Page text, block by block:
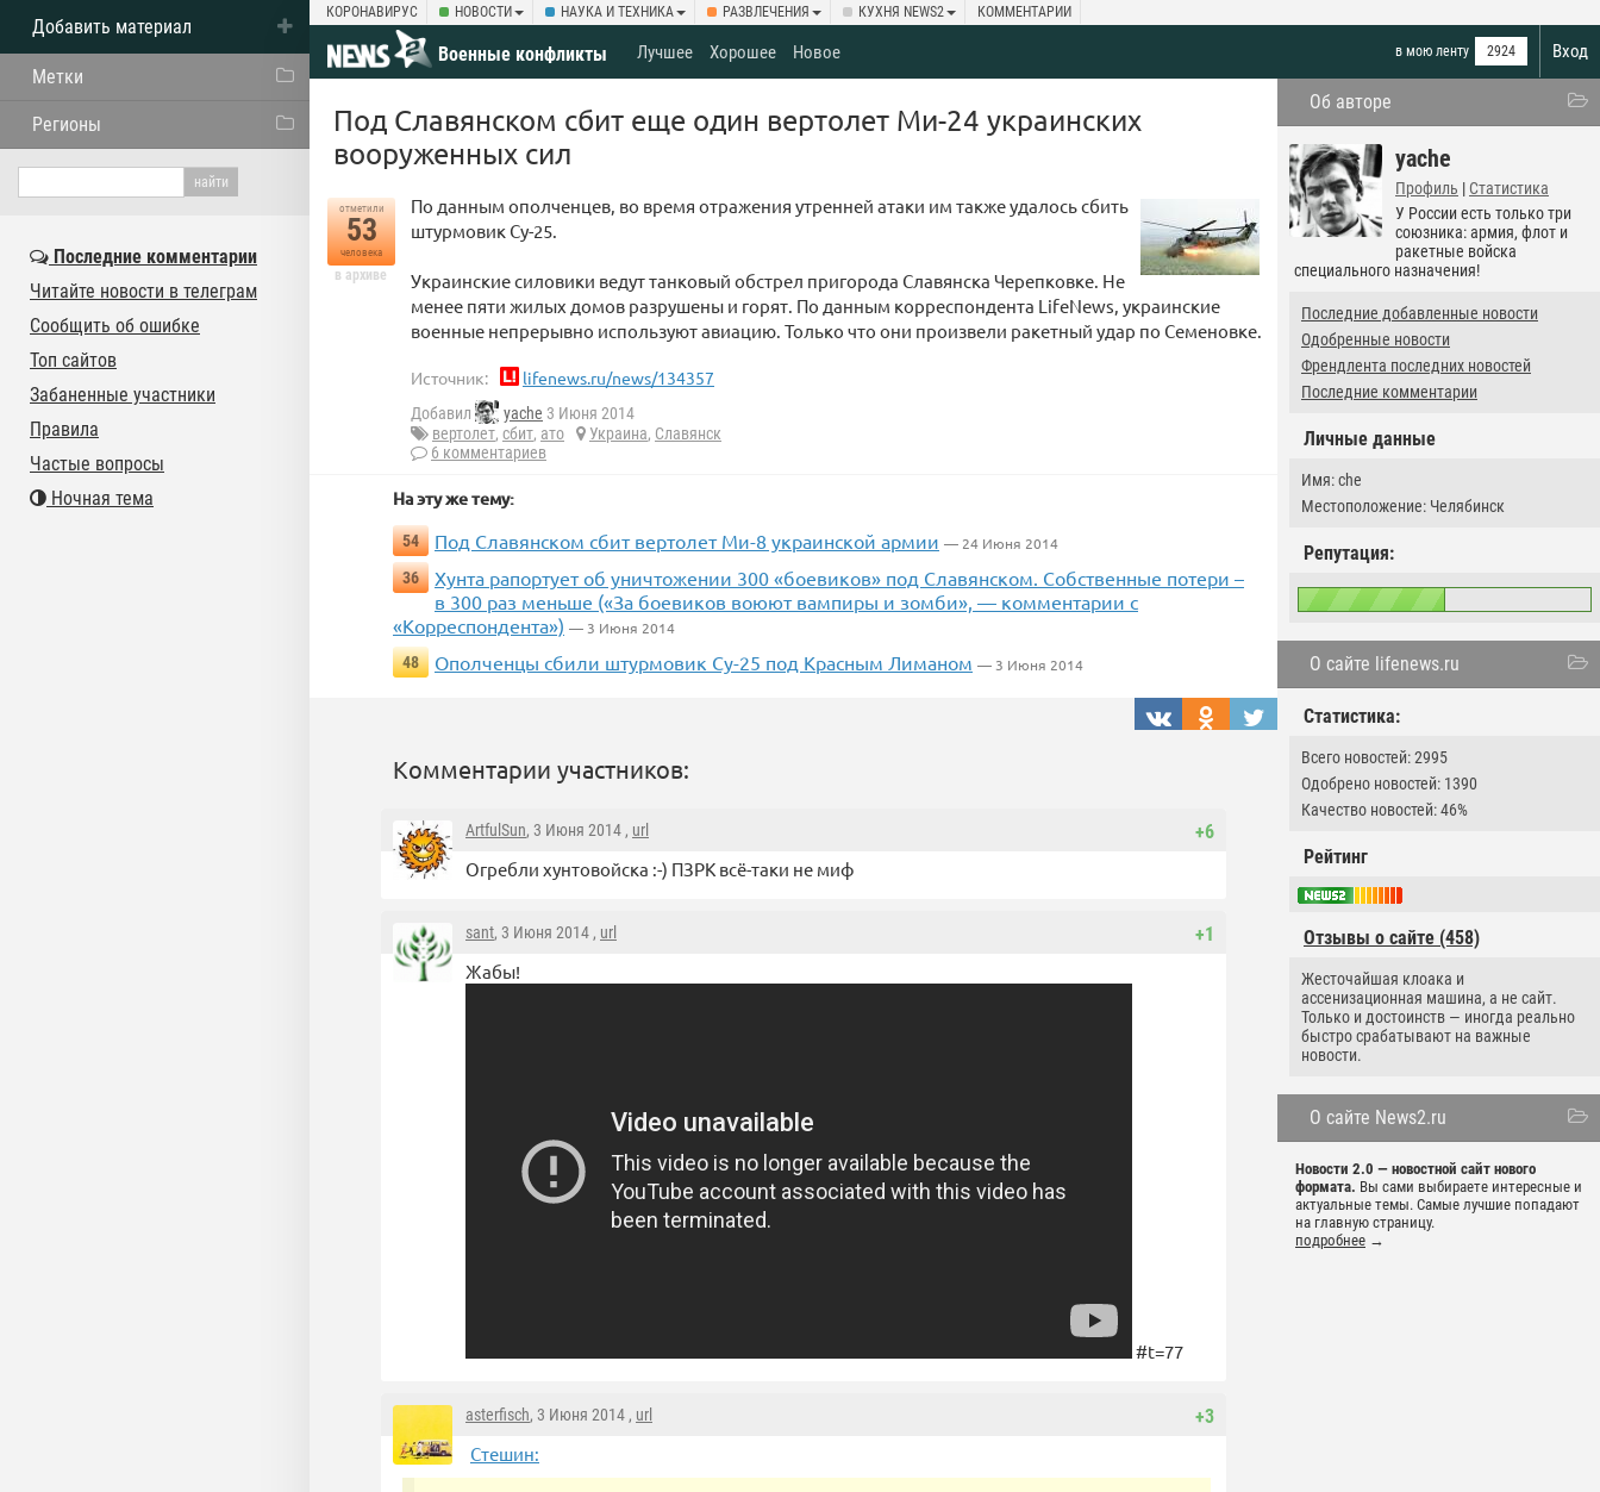
КОРОНАВИРУС НОВОСТИ НАУКА И ТЕХНИКА РАЗВЛЕЧЕНИЯ КУХНЯ NEWS2 КОММЕНТАРИИ
Вход
Военные конфликты в мою ленту 2924
Лучшее Хорошее Новое
Об авторе
yache
Профиль | Статистика
У России есть только три
союзника: армия, флот и
ракетные войска
специального назначения!
Последние добавленные новости
Одобренные новости
Френдлента последних новостей
Последние комментарии
Личные данные
Имя: che
Местоположение: Челябинск
Репутация:
О сайте lifenews.ru
Статистика:
Всего новостей: 2995
Одобрено новостей: 1390
Качество новостей: 46%
Рейтинг
Отзывы о сайте (458)
Жесточайшая клоака и
ассенизационная машина, а не сайт.
Только и достоинств — иногда реально
быстро срабатывают на важные
новости.
О сайте News2.ru
Новости 2.0 — новостной сайт нового
формата. Вы сами выбираете интересные и
актуальные темы. Самые лучшие попадают
на главную страницу.
подробнее →
Под Славянском сбит еще один вертолет Ми-24 украинских
вооруженных сил
отметили
53
человека
в архиве
По данным ополченцев, во время отражения утренней атаки им также удалось сбить
штурмовик Су-25.
Украинские силовики ведут танковый обстрел пригорода Славянска Черепковке. Не
менее пяти жилых домов разрушены и горят. По данным корреспондента LifeNews, украинские
военные непрерывно используют авиацию. Только что они произвели ракетный удар по Семеновке.
Источник: lifenews.ru/news/134357
Добавил yache 3 Июня 2014
вертолет, сбит, ато Украина, Славянск
6 комментариев
На эту же тему:
54 Под Славянском сбит вертолет Ми-8 украинской армии — 24 Июня 2014
36
Хунта рапортует об уничтожении 300 «боевиков» под Славянском. Собственные потери –
в 300 раз меньше («За боевиков воюют вампиры и зомби», — комментарии с
«Корреспондента») — 3 Июня 2014
48
Ополченцы сбили штурмовик Су-25 под Красным Лиманом — 3 Июня 2014
Комментарии участников:
+6
ArtfulSun, 3 Июня 2014 , url
Огребли хунтовойска :-) ПЗРК всё-таки не миф
+1
sant, 3 Июня 2014 , url
Жабы!
#t=77
+3
asterfisch, 3 Июня 2014 , url
Стешин:
Добавить материал
Метки
Регионы
Последние комментарии
Читайте новости в телеграм
Сообщить об ошибке
Топ сайтов
Забаненные участники
Правила
Частые вопросы
Ночная тема